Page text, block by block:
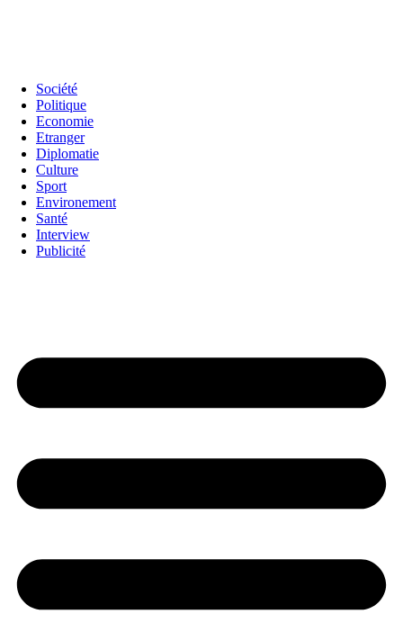
Société
Politique
Economie
Etranger
Diplomatie
Culture
Sport
Environement
Santé
Interview
Publicité